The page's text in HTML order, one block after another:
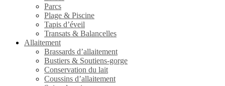
Parcs
Plage & Piscine
Tapis d’éveil
Transats & Balancelles
Allaitement
Brassards d’allaitement
Bustiers & Soutiens-gorge
Conservation du lait
Coussins d’allaitement